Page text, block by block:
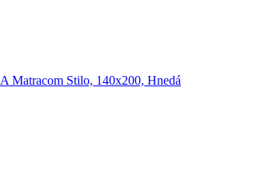
Matracom Stilo, 140x200, Hnedá